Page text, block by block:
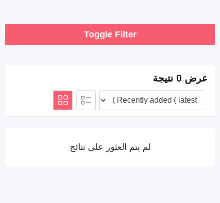
Toggle Filter
عرض 0 نتيجة
لم يتم العثور على نتائج